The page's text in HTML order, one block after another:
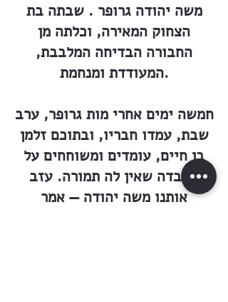
משה יהודה גרופר . שבתה בת
הצחוק המאירה, וכלתה מן
החבורה הבדיחה המלבבת,
המעודדת ומנחמת.
חמשה ימים אחרי מות גרופר, ערב
שבת, עמדו חבריו, ובתוכם זלמן
בן חיים, עומדים ומשוחחים על
האבדה שאין לה תמורה. עזב
אותנו משה יהודה — אמר